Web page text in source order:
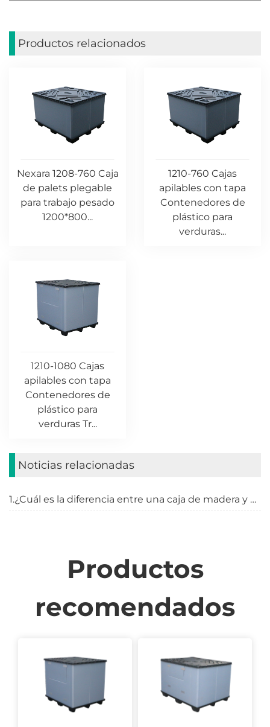
Productos relacionados
Nexara 1208-760 Caja
de palets plegable
para trabajo pesado
1200*800...
1210-760 Cajas
apilables con tapa
Contenedores de
plástico para
verduras...
1210-1080 Cajas
apilables con tapa
Contenedores de
plástico para
verduras Tr...
Noticias relacionadas
1.¿Cuál es la diferencia entre una caja de madera y un palé?
Productos
recomendados